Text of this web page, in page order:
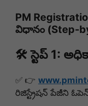
PM
విధానం (Step-
🛠 స్టెప్ 1:
✅ 👉
రిజిస్ట్రేషన్ పేజీని